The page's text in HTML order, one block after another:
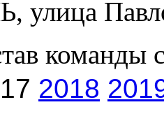
команды
2018